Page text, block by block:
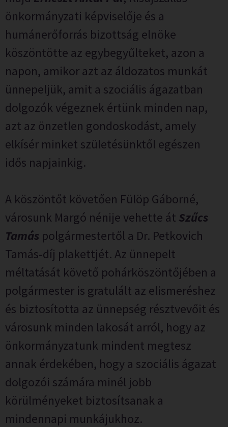
önkormányzati képviselője és a
humánerőforrás bizottság elnöke
köszöntötte az egybegyűlteket, azon a
napon, amikor azt az áldozatos munkát
ünnepeljük, amit a szociális ágazatban
dolgozók végeznek értünk minden nap,
azt az önzetlen gondoskodást, amely
elkísér minket születésünktől egészen
idős napjainkig.
A köszöntőt követően Fülöp Gáborné,
városunk Margó nénije vehette át Szűcs
Tamás polgármestertől a Dr. Petkovich
Tamás-díj plakettjét. Az ünnepelt
méltatását követő pohárköszöntőjében a
polgármester is gratulált az elismeréshez
és biztosította az ünnepség résztvevőit és
városunk minden lakosát arról, hogy az
önkormányzatunk mindent megtesz
annak érdekében, hogy a szociális ágazat
dolgozói számára minél jobb
körülményeket biztosítsanak a
mindennapi munkájukhoz.